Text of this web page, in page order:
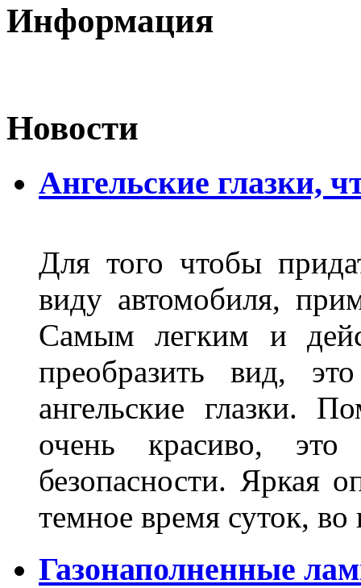
Информация
Новости
Ангельские глазки,
Для того чтобы
виду автомобиля,
Самым легким и
преобразить вид,
ангельские глазки.
очень красиво,
безопасности. Яркая
темное время суток, во
Газонаполненные